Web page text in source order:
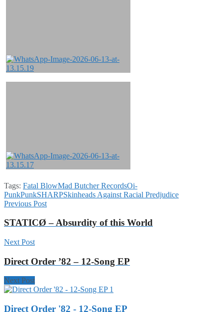
Tags: Fatal BlowMad Butcher RecordsOi-
PunkPunkSHARPSkinheads Against Racial Predjudice
Previous Post
STATICØ – Absurdity of this World
Next Post
Direct Order ’82 – 12-Song EP
Next Post
Direct Order '82 - 12-Song EP